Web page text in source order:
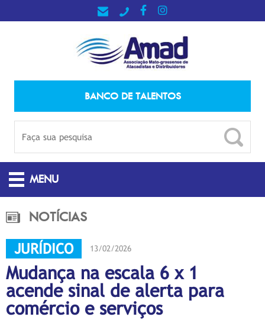
BANCO DE TALENTOS
MENU
NOTÍCIAS
JURÍDICO 13/02/2026
Mudança na escala 6 x 1
acende sinal de alerta para
comércio e serviços